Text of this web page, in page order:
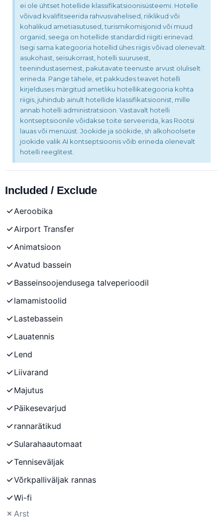
ei ole ühtset hotellide klassifikatsioonisüsteemi. Hotelle
võivad kvalifitseerida rahvusvahelised, riiklikud või
kohalikud ametiasutused, turismikomisjonid või muud
organid, seega on hotellide standardid riigiti erinevad.
Isegi sama kategooria hotellid ühes riigis võivad olenevalt
asukohast, seisukorrast, hotelli suurusest,
teenindustasemest, pakutavate teenuste arvust oluliselt
erineda. Pange tähele, et pakkudes teavet hotelli
kirjelduses märgitud ametliku hotellikategooria kohta
riigis, juhindub ainult hotellide klassifikatsioonist, mille
annab hotelli administratsioon. Vastavalt hotelli
kontseptsioonile võidakse toite serveerida, kas Rootsi
lauas või menüüst. Jookide ja söökide, sh alkohoolsete
jookide valik AI kontseptsioonis võib erineda olenevalt
hotelli reeglitest.
Included / Exclude
Aeroobika
Airport Transfer
Animatsioon
Avatud bassein
Basseinsoojendusega talveperioodil
lamamistoolid
Lastebassein
Lauatennis
Lend
Liivarand
Majutus
Päikesevarjud
rannarätikud
Sularahaautomaat
Tenniseväljak
Võrkpalliväljak rannas
Wi-fi
Arst